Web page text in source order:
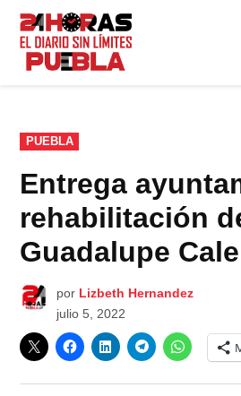
Saltar
contenido
PUBLICADO
EN
PUEBLA
Entrega
rehabilitación
Guadalupe
por Lizbeth Hernandez
julio 5, 2022